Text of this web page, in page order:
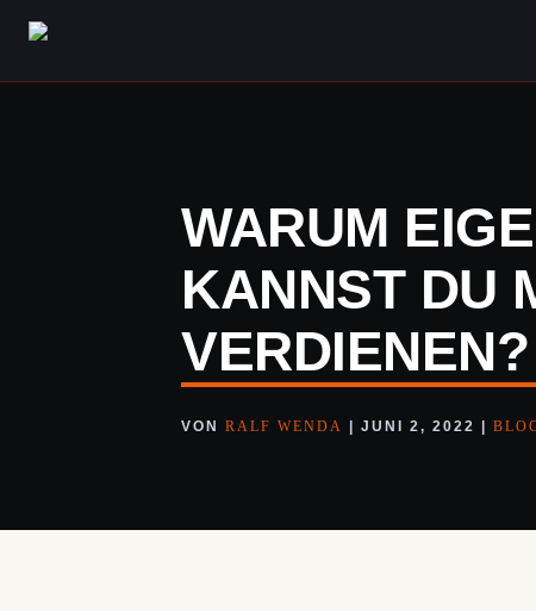
WARUM
KANNST DU
VERDIENEN?
VON RALF WENDA JUNI 2, 2022